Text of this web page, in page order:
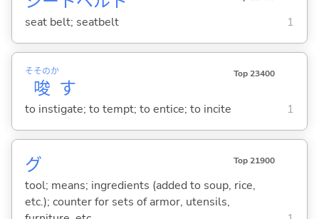
seat belt; seatbelt 1
唆
そそのか
す
Top 23400
to instigate; to tempt; to entice; to incite 1
グ Top 21900
tool; means; ingredients (added to soup, rice,
etc.); counter for sets of armor, utensils,